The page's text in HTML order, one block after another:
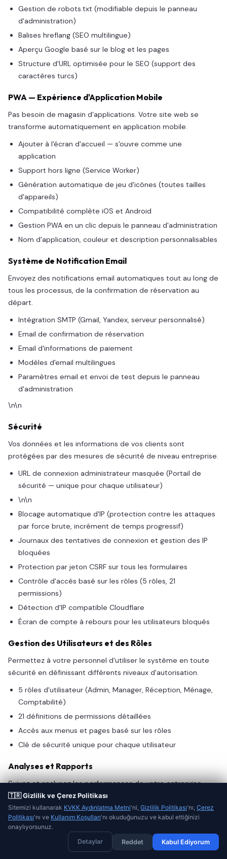
Gestion de robots.txt (modifiable depuis le panneau
d'administration)
Balises hreflang (SEO multilingue)
Aperçu Google basé sur le blog et les pages
Structure d'URL optimisée pour le SEO (support des
caractères turcs)
PWA — Expérience d'Application Mobile
Pas besoin de magasin d'applications. Votre site web se
transforme automatiquement en application mobile.
Ajouter à l'écran d'accueil — s'ouvre comme une
application
Support hors ligne (Service Worker)
Génération automatique de jeu d'icônes (toutes tailles
d'appareils)
Compatibilité complète iOS et Android
Gestion PWA en un clic depuis le panneau d'administration
Nom d'application, couleur et description personnalisables
Système de Notification Email
Envoyez des notifications email automatiques tout au long de
tous les processus, de la confirmation de réservation au
départ.
Intégration SMTP (Gmail, Yandex, serveur personnalisé)
Email de confirmation de réservation
Email d'informations de paiement
Modèles d'email multilingues
Paramètres email et envoi de test depuis le panneau
d'administration
\n\n
Sécurité
Vos données et les informations de vos clients sont
protégées par des mesures de sécurité de niveau entreprise.
URL de connexion administrateur masquée (Portail de
sécurité — unique pour chaque utilisateur)
\n\n
Blocage automatique d'IP (protection contre les attaques
par force brute, incrément de temps progressif)
Journaux des tentatives de connexion et gestion des IP
bloquées
Protection par jeton CSRF sur tous les formulaires
Contrôle d'accès basé sur les rôles (5 rôles, 21
permissions)
Détection d'IP compatible Cloudflare
Écran de compte à rebours pour les utilisateurs bloqués
Gestion des Utilisateurs et des Rôles
Permettez à votre personnel d'utiliser le système en toute
sécurité en définissant différents niveaux d'autorisation.
5 rôles d'utilisateur (Admin, Manager, Réception, Ménage,
Comptabilité)
21 définitions de permissions détaillées
Accès aux menus et pages basé sur les rôles
Clé de sécurité unique pour chaque utilisateur
Analyses et Rapports
Suivez et analysez les performances de votre entreprise
basées sur les données.
Intégration Google Analytics 4
Support d'analyse Matomo (alternative respectueuse de
Insertion de scripts personnalisés (Facebook Pixel, Hotjar,
🇹🇷 Gizlilik ve Çerez Politikası
Sitemizi kullanarak KVKK Aydınlatma Metni'ni, Gizlilik Politikası'nı, Çerez
Politikası'nı ve Kullanım Koşulları'nı okuduğunuzu ve kabul ettiğinizi
onaylıyorsunuz.
Detaylar
Reddet Kabul Ediyorum